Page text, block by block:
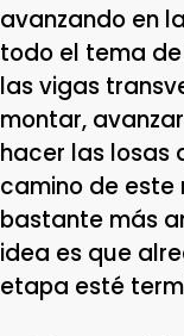
avanzando en
todo el tema
las vigas
montar,
hacer las losas
camino de este
bastante más
idea es que
etapa esté